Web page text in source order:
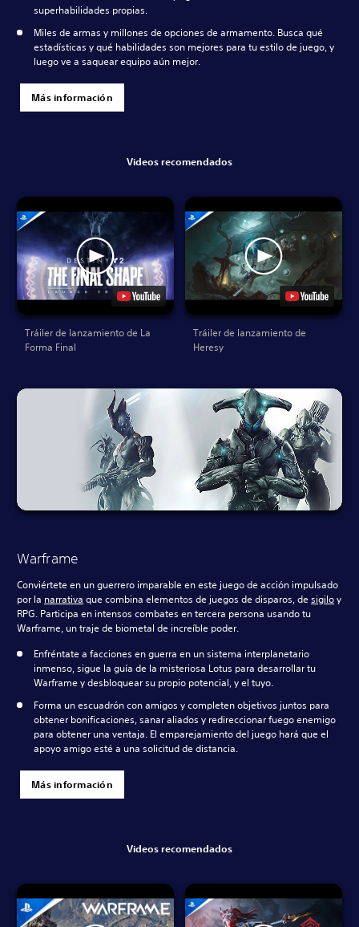
superhabilidades propias.
Miles de armas y millones de opciones de armamento. Busca qué
estadísticas y qué habilidades son mejores para tu estilo de juego, y
luego ve a saquear equipo aún mejor.
Más información
Videos recomendados
Tráiler de lanzamiento de La
Forma Final
Tráiler de lanzamiento de
Heresy
Warframe
Conviértete en un guerrero imparable en este juego de acción impulsado
por la narrativa que combina elementos de juegos de disparos, desigiloy
RPG. Participa en intensos combates en tercera persona usando tu
Warframe, un traje de biometal de increíble poder.
Enfréntate a facciones en guerra en un sistema interplanetario
inmenso, sigue la guía de la misteriosa Lotus para desarrollar tu
Warframe y desbloquear su propio potencial, y el tuyo.
Forma un escuadrón con amigos y completen objetivos juntos para
obtener bonificaciones, sanar aliados y redireccionar fuego enemigo
para obtener una ventaja. El emparejamiento del juego hará que el
apoyo amigo esté a una solicitud de distancia.
Más información
Videos recomendados